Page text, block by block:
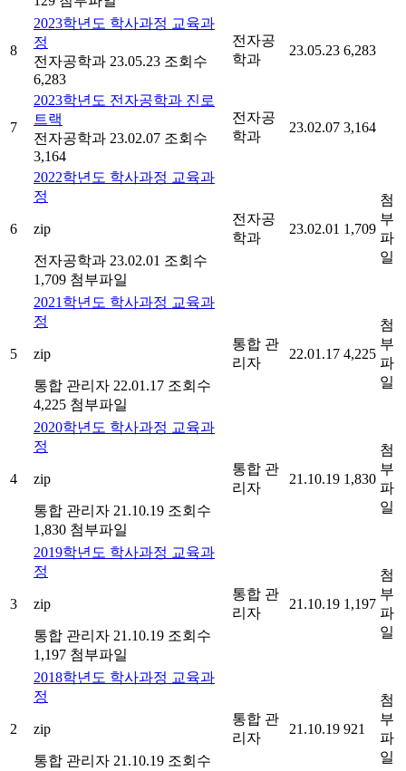
8
2023학년도 학사과정 교육과
정
전자공학과 23.05.23 조회수
6,283
전자공
학과
23.05.23 6,283
7
2023학년도 전자공학과 진로
트랙
전자공학과 23.02.07 조회수
3,164
전자공
학과
23.02.07 3,164
6
2022학년도 학사과정 교육과
정
zip
전자공학과 23.02.01 조회수
1,709 첨부파일
전자공
학과
23.02.01 1,709
첨
부
파
일
5
2021학년도 학사과정 교육과
정
zip
통합 관리자 22.01.17 조회수
4,225 첨부파일
통합 관
리자
22.01.17 4,225
첨
부
파
일
4
2020학년도 학사과정 교육과
정
zip
통합 관리자 21.10.19 조회수
1,830 첨부파일
통합 관
리자
21.10.19 1,830
첨
부
파
일
3
2019학년도 학사과정 교육과
정
zip
통합 관리자 21.10.19 조회수
1,197 첨부파일
통합 관
리자
21.10.19 1,197
첨
부
파
일
2
2018학년도 학사과정 교육과
정
zip
통합 관리자 21.10.19 조회수
통합 관
리자
21.10.19 921
첨
부
파
일